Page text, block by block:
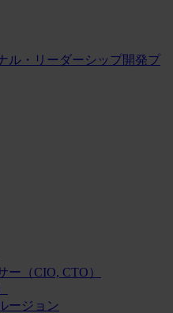
ル・リーダーシップ開発プ
（CIO, CTO）
ージョン